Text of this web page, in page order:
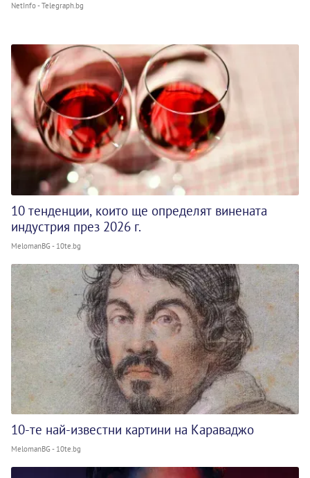
NetInfo - Telegraph.bg
10 тенденции, които ще определят винената
индустрия през 2026 г.
MelomanBG - 10te.bg
10-те най-известни картини на Караваджо
MelomanBG - 10te.bg